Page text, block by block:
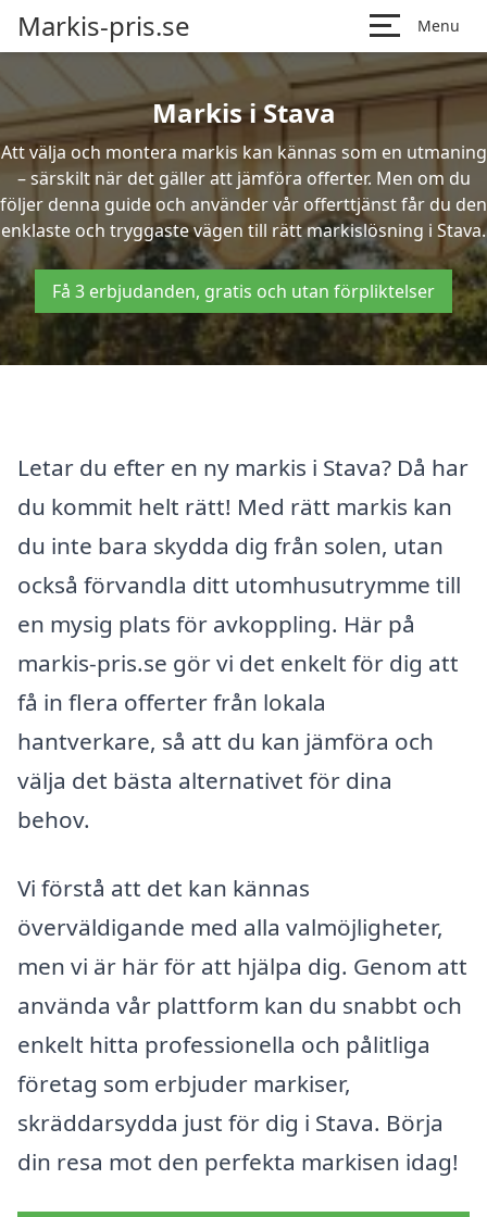
Markis-pris.se Menu
Markis i Stava
Att välja och montera markis kan kännas som en utmaning
– särskilt när det gäller att jämföra offerter. Men om du
följer denna guide och använder vår offerttjänst får du den
enklaste och tryggaste vägen till rätt markislösning i Stava.
Få 3 erbjudanden, gratis och utan förpliktelser
Letar du efter en ny markis i Stava? Då har
du kommit helt rätt! Med rätt markis kan
du inte bara skydda dig från solen, utan
också förvandla ditt utomhusutrymme till
en mysig plats för avkoppling. Här på
markis-pris.se gör vi det enkelt för dig att
få in flera offerter från lokala
hantverkare, så att du kan jämföra och
välja det bästa alternativet för dina
behov.
Vi förstå att det kan kännas
överväldigande med alla valmöjligheter,
men vi är här för att hjälpa dig. Genom att
använda vår plattform kan du snabbt och
enkelt hitta professionella och pålitliga
företag som erbjuder markiser,
skräddarsydda just för dig i Stava. Börja
din resa mot den perfekta markisen idag!